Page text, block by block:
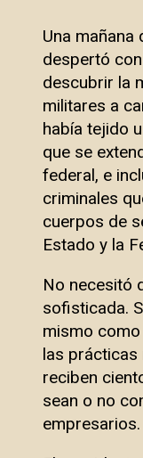
Una
despertó
descubrir la
militares a
había tejido
que se
federal, e
criminales
cuerpos de
Estado y la
No necesitó
sofisticada.
mismo
las prácticas
reciben
sean o no
empresarios.